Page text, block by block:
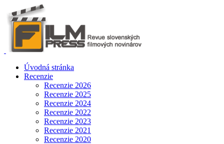
Úvodná stránka
Recenzie
Recenzie 2026
Recenzie 2025
Recenzie 2024
Recenzie 2022
Recenzie 2023
Recenzie 2021
Recenzie 2020